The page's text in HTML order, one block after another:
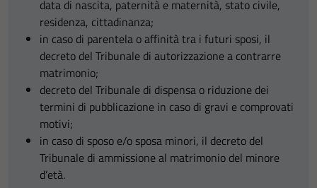
data di nascita, paternità e maternità, stato civile,
residenza, cittadinanza;
in caso di parentela o affinità tra i futuri sposi, il
decreto del Tribunale di autorizzazione a contrarre
matrimonio;
decreto del Tribunale di dispensa o riduzione dei
termini di pubblicazione in caso di gravi e comprovati
motivi;
in caso di sposo e/o sposa minori, il decreto del
Tribunale di ammissione al matrimonio del minore
d’età.